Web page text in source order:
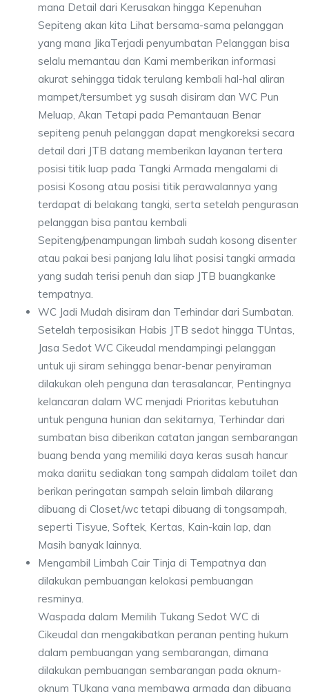
mana Detail dari Kerusakan hingga Kepenuhan
Sepiteng akan kita Lihat bersama-sama pelanggan
yang mana JikaTerjadi penyumbatan Pelanggan bisa
selalu memantau dan Kami memberikan informasi
akurat sehingga tidak terulang kembali hal-hal aliran
mampet/tersumbet yg susah disiram dan WC Pun
Meluap, Akan Tetapi pada Pemantauan Benar
sepiteng penuh pelanggan dapat mengkoreksi secara
detail dari JTB datang memberikan layanan tertera
posisi titik luap pada Tangki Armada mengalami di
posisi Kosong atau posisi titik perawalannya yang
terdapat di belakang tangki, serta setelah pengurasan
pelanggan bisa pantau kembali
Sepiteng/penampungan limbah sudah kosong disenter
atau pakai besi panjang lalu lihat posisi tangki armada
yang sudah terisi penuh dan siap JTB buangkanke
tempatnya.
WC Jadi Mudah disiram dan Terhindar dari Sumbatan.
Setelah terposisikan Habis JTB sedot hingga TUntas,
Jasa Sedot WC Cikeudal mendampingi pelanggan
untuk uji siram sehingga benar-benar penyiraman
dilakukan oleh penguna dan terasalancar, Pentingnya
kelancaran dalam WC menjadi Prioritas kebutuhan
untuk penguna hunian dan sekitarnya, Terhindar dari
sumbatan bisa diberikan catatan jangan sembarangan
buang benda yang memiliki daya keras susah hancur
maka dariitu sediakan tong sampah didalam toilet dan
berikan peringatan sampah selain limbah dilarang
dibuang di Closet/wc tetapi dibuang di tongsampah,
seperti Tisyue, Softek, Kertas, Kain-kain lap, dan
Masih banyak lainnya.
Mengambil Limbah Cair Tinja di Tempatnya dan
dilakukan pembuangan kelokasi pembuangan
resminya.
Waspada dalam Memilih Tukang Sedot WC di
Cikeudal dan mengakibatkan peranan penting hukum
dalam pembuangan yang sembarangan, dimana
dilakukan pembuangan sembarangan pada oknum-
oknum TUkang yang membawa armada dan dibuang